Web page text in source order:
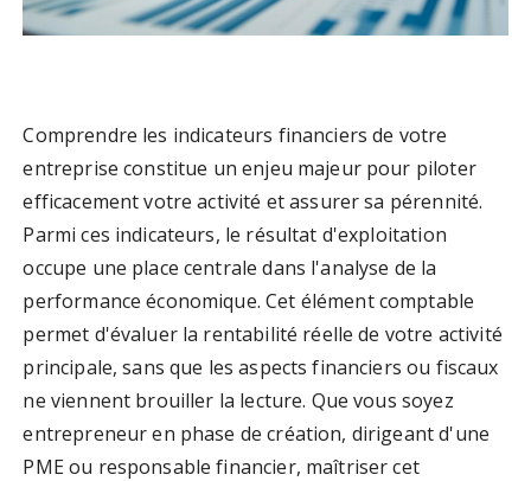
Comprendre les indicateurs financiers de votre
entreprise constitue un enjeu majeur pour piloter
efficacement votre activité et assurer sa pérennité.
Parmi ces indicateurs, le résultat d'exploitation
occupe une place centrale dans l'analyse de la
performance économique. Cet élément comptable
permet d'évaluer la rentabilité réelle de votre activité
principale, sans que les aspects financiers ou fiscaux
ne viennent brouiller la lecture. Que vous soyez
entrepreneur en phase de création, dirigeant d'une
PME ou responsable financier, maîtriser cet